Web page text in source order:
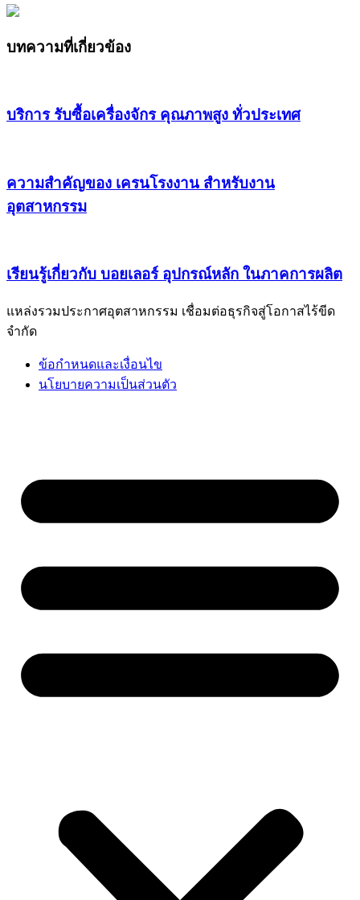
บทความที่เกี่ยวข้อง
บริการ รับซื้อเครื่องจักร คุณภาพสูง ทั่วประเทศ
ความสำคัญของ เครนโรงงาน สำหรับงาน
อุตสาหกรรม
เรียนรู้เกี่ยวกับ บอยเลอร์ อุปกรณ์หลัก ในภาคการผลิต
แหล่งรวมประกาศอุตสาหกรรม เชื่อมต่อธุรกิจสู่โอกาสไร้ขีด
จำกัด
ข้อกำหนดและเงื่อนไข
นโยบายความเป็นส่วนตัว